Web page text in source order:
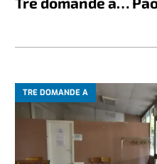
TRE DOMANDE A